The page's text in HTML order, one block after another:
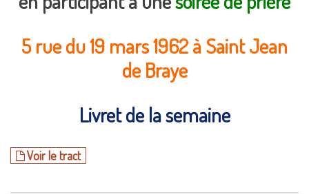
5 rue du 19 mars 1962 à Saint Jean
de Braye
Livret de la semaine
Voir le tract